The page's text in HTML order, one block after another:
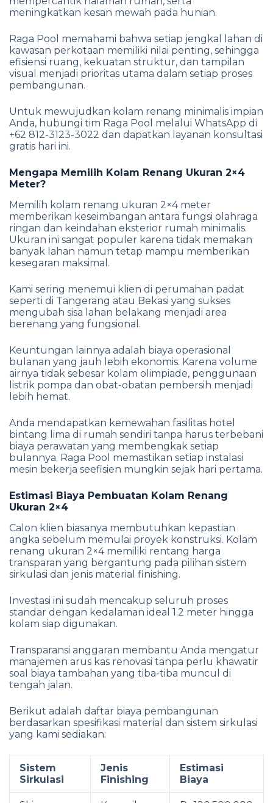
meningkatkan kesan mewah pada hunian.
Raga Pool memahami bahwa setiap jengkal lahan di
kawasan perkotaan memiliki nilai penting, sehingga
efisiensi ruang, kekuatan struktur, dan tampilan
visual menjadi prioritas utama dalam setiap proses
pembangunan.
Untuk mewujudkan kolam renang minimalis impian
Anda, hubungi tim Raga Pool melalui WhatsApp di
+62 812-3123-3022 dan dapatkan layanan konsultasi
gratis hari ini.
Mengapa Memilih Kolam Renang Ukuran 2×4
Meter?
Memilih kolam renang ukuran 2×4 meter
memberikan keseimbangan antara fungsi olahraga
ringan dan keindahan eksterior rumah minimalis.
Ukuran ini sangat populer karena tidak memakan
banyak lahan namun tetap mampu memberikan
kesegaran maksimal.
Kami sering menemui klien di perumahan padat
seperti di Tangerang atau Bekasi yang sukses
mengubah sisa lahan belakang menjadi area
berenang yang fungsional.
Keuntungan lainnya adalah biaya operasional
bulanan yang jauh lebih ekonomis. Karena volume
airnya tidak sebesar kolam olimpiade, penggunaan
listrik pompa dan obat-obatan pembersih menjadi
lebih hemat.
Anda mendapatkan kemewahan fasilitas hotel
bintang lima di rumah sendiri tanpa harus terbebani
biaya perawatan yang membengkak setiap
bulannya. Raga Pool memastikan setiap instalasi
mesin bekerja seefisien mungkin sejak hari pertama.
Estimasi Biaya Pembuatan Kolam Renang
Ukuran 2×4
Calon klien biasanya membutuhkan kepastian
angka sebelum memulai proyek konstruksi. Kolam
renang ukuran 2×4 memiliki rentang harga
transparan yang bergantung pada pilihan sistem
sirkulasi dan jenis material finishing.
Investasi ini sudah mencakup seluruh proses
standar dengan kedalaman ideal 1.2 meter hingga
kolam siap digunakan.
Transparansi anggaran membantu Anda mengatur
manajemen arus kas renovasi tanpa perlu khawatir
soal biaya tambahan yang tiba-tiba muncul di
tengah jalan.
Berikut adalah daftar biaya pembangunan
berdasarkan spesifikasi material dan sistem sirkulasi
yang kami sediakan:
Sistem
Sirkulasi
Jenis
Finishing
Estimasi
Biaya